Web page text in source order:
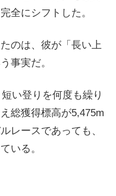
全にシフトした。
のは、彼が「長い上
事実だ。
い登りを何度も繰り
総獲得標高が5,475m
レースであっても、
いる。